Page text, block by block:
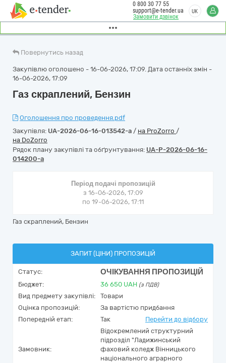
Замовити дзвінок
0 800 30 77 55
support@e-tender.ua
UK
Повернутись назад
Закупівлю оголошено - 16-06-2026, 17:09. Дата останніх змін -
16-06-2026, 17:09
Газ скраплений, Бензин
Оголошення про проведення.pdf
Закупівля: UA-2026-06-16-013542-a / на ProZorro /
на DoZorro
Рядок плану закупівлі та обґрунтування: UA-P-2026-06-16-
014200-a
Період подачі пропозицій
з 16-06-2026, 17:09
по 19-06-2026, 17:11
Газ скраплений, Бензин
ЗАПИТ (ЦІНИ) ПРОПОЗИЦІЙ
Статус: ОЧІКУВАННЯ ПРОПОЗИЦІЙ
Бюджет: 36 650 UAH (з ПДВ)
Вид предмету закупівлі:
Товари
Оцінка пропозицій:
За вартістю придбання
Попередній етап:
Так Перейти до відбору
Замовник:
Відокремлений структурний
підрозділ "Ладижинський
фаховий коледж Вінницького
національного аграрного